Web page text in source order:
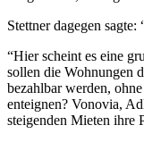
Stettner dagegen
“Hier scheint es eine
sollen die Wohnungen
bezahlbar werden,
enteignen? Vonovia,
steigenden Mieten ihre